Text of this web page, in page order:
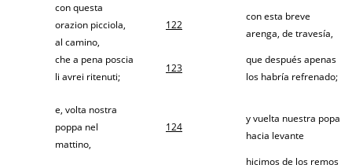
con questa
orazion picciola,
al camino,
122
con esta breve
arenga, de travesía,
che a pena poscia
li avrei ritenuti;
123
que después apenas
los habría refrenado;
e, volta nostra
poppa nel
mattino,
124
y vuelta nuestra popa
hacia levante
hicimos de los remos